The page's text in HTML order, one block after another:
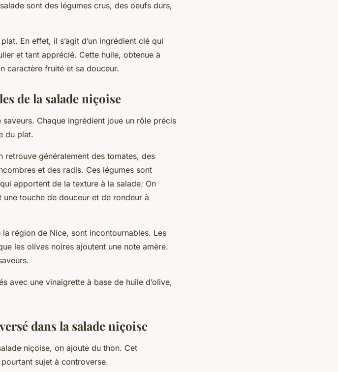
sont des légumes crus, des oeufs durs,
En effet, il s’agit d’un ingrédient clé qui
et tant apprécié. Cette huile, obtenue à
caractère fruité et sa douceur.
de la salade niçoise
Chaque ingrédient joue un rôle précis
du plat.
retrouve généralement des tomates, des
et des radis. Ces légumes sont
apportent de la texture à la salade. On
touche de douceur et de rondeur à
région de Nice, sont incontournables. Les
les olives noires ajoutent une note amère.
avec une vinaigrette à base de huile d’olive,
dans la salade niçoise
niçoise, on ajoute du thon. Cet
sujet à controverse.